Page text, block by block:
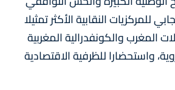
للمركزيات النقابية الأكثر تمثيلا
المغرب والكونفدرالية المغربية
واستحضارا للظرفية الاقتصادية